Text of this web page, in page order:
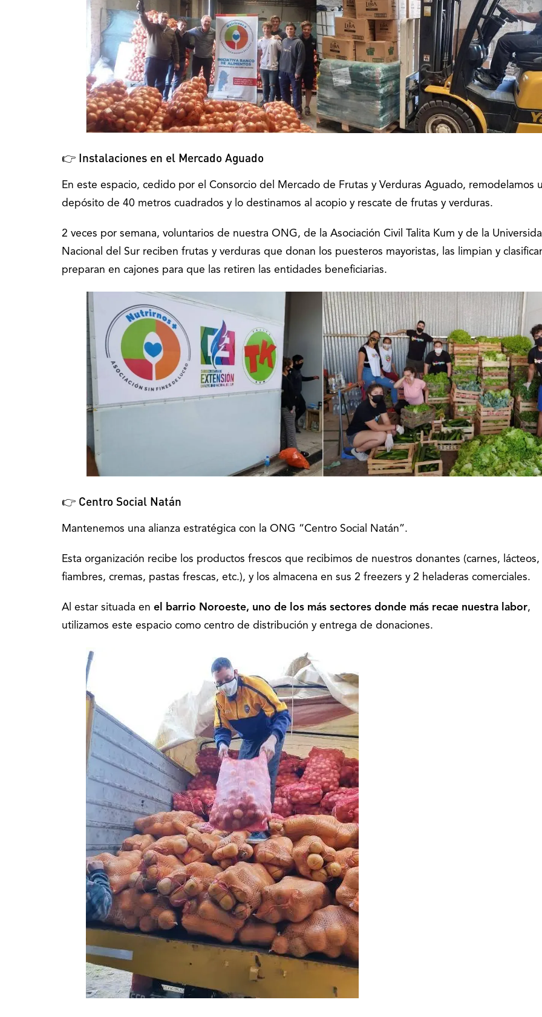
👉 Instalaciones en el Mercado Aguado
En este espacio, cedido por el Consorcio del Mercado de Frutas y Verduras Aguado, remodelamos
depósito de 40 metros cuadrados y lo destinamos al acopio y rescate de frutas y verduras.
2 veces por semana, voluntarios de nuestra ONG, de la Asociación Civil Talita Kum y de la
Nacional del Sur reciben frutas y verduras que donan los puesteros mayoristas, las limpian y
preparan en cajones para que las retiren las entidades beneficiarias.
👉 Centro Social Natán
Mantenemos una alianza estratégica con la ONG “Centro Social Natán”.
Esta organización recibe los productos frescos que recibimos de nuestros donantes (carnes, lácteos,
fiambres, cremas, pastas frescas, etc.), y los almacena en sus 2 freezers y 2 heladeras comerciales.
Al estar situada en el barrio Noroeste, uno de los más sectores donde más recae nuestra labor,
utilizamos este espacio como centro de distribución y entrega de donaciones.